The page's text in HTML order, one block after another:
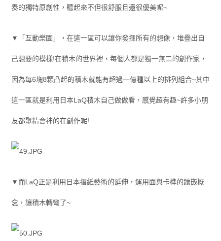
奏的獨特原創性，聽起來不但很舒服且還很優美呢~
▼「互動樂園」，在這一區可以讓你發揮所有的想像，堆疊出自
己想要的模樣!在積木的世界裡，每個人都是獨一無二的創作家，
因為每6塊8顆凸起的積木就能有超過一億種以上的排列組合~其中
這一區就是利用日本LaQ積木自己做做看，感覺超有趣~許多小朋
友都聚精會神的在創作呢!
▼而LaQ正是利用日本摺紙藝術的延伸，運用面與卡榫的鑲嵌概
念，讓積木轉彎了~